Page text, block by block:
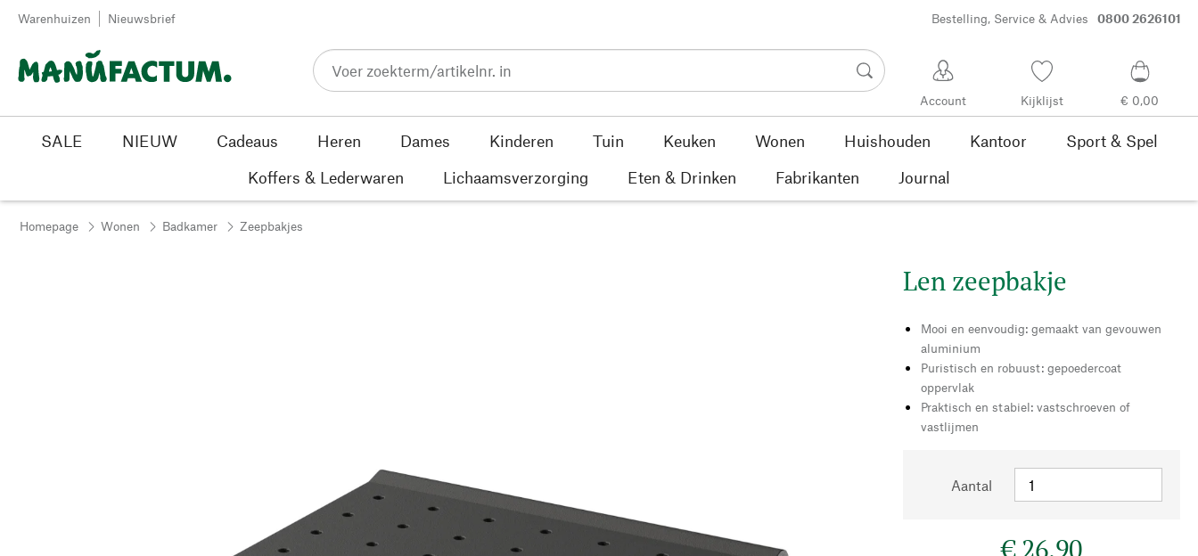
Passer au contenu
Warenhuizen Nieuwsbrief Bestelling, Service & Advies 0800 2626101
Account Kijklijst € 0,00
SALE NIEUW Cadeaus Heren Dames Kinderen Tuin Keuken Wonen Huishouden Kantoor
Sport & Spel
Koffers & Lederwaren
Lichaamsverzorging Eten & Drinken Fabrikanten Journal
Homepage Wonen Badkamer Zeepbakjes
Len zeepbakje
Mooi en eenvoudig: gemaakt van gevouwen
aluminium
Puristisch en robuust: gepoedercoat
oppervlak
Praktisch en stabiel: vastschroeven of
vastlijmen
Aantal
€ 26,90